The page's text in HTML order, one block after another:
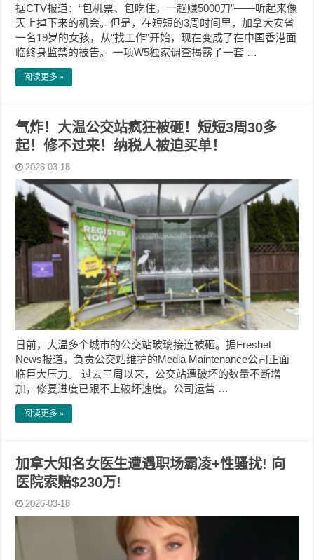
据CTV报道：“包机票、包吃住，一趟赚5000刀”——听起来像
天上掉下来的机会。但是，在短短的3周时间里，加拿大安省
一名19岁的女孩，从“找工作”开始，现在变成了在中国香港面
临终身监禁的被告。 一项W5独家调查揭露了一套 …
阅读更多 »
气炸！大温公交站疯狂被砸！短短3周30多
起！修不过来！纳税人被迫买单！
2026-03-18
日前，大温多个城市的公交站玻璃接连被砸。据Freshet
News报道，负责公交站维护的Media Maintenance公司正面
临巨大压力。 过去三周以来，公交站遭破坏的数量不断增
加，修复进度已跟不上破坏速度。公司运营 …
阅读更多 »
加拿大知名女医生遭遇职场霸凌+性骚扰! 向
医院索赔$230万!
2026-03-18